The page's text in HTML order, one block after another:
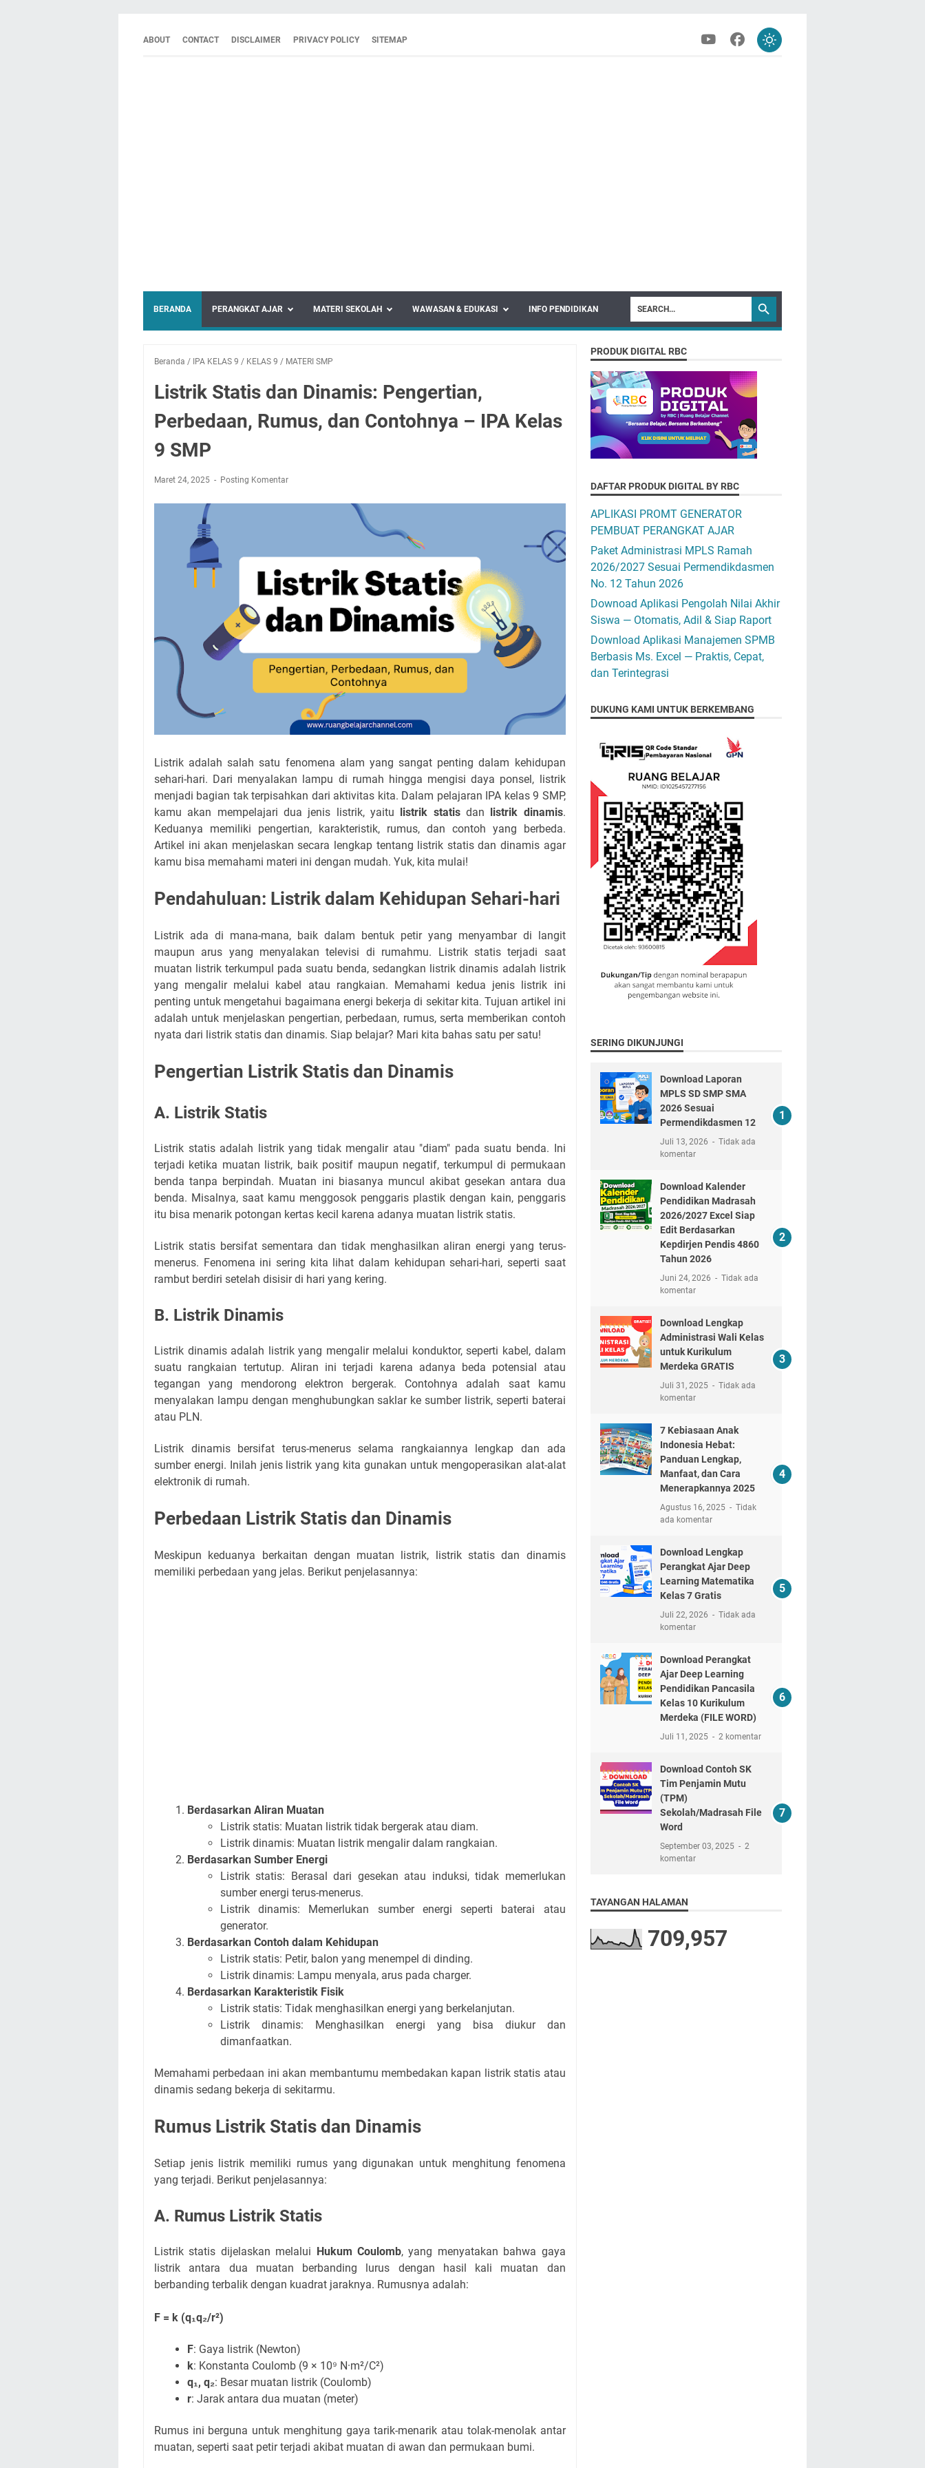
ABOUT CONTACT DISCLAIMER PRIVACY POLICY SITEMAP
BERANDA PERANGKAT AJAR MATERI SEKOLAH WAWASAN & EDUKASI INFO PENDIDIKAN
Beranda / IPA KELAS 9 / KELAS 9 / MATERI SMP
Listrik Statis dan Dinamis: Pengertian,
Perbedaan, Rumus, dan Contohnya – IPA Kelas
9 SMP
Maret 24, 2025 Posting Komentar
Listrik adalah salah satu fenomena alam yang sangat penting dalam kehidupan
sehari-hari. Dari menyalakan lampu di rumah hingga mengisi daya ponsel, listrik
menjadi bagian tak terpisahkan dari aktivitas kita. Dalam pelajaran IPA kelas 9 SMP,
kamu akan mempelajari dua jenis listrik, yaitu listrik statisdan listrik dinamis.
Keduanya memiliki pengertian, karakteristik, rumus, dan contoh yang berbeda.
Artikel ini akan menjelaskan secara lengkap tentang listrik statis dan dinamis agar
kamu bisa memahami materi ini dengan mudah. Yuk, kita mulai!
Pendahuluan: Listrik dalam Kehidupan Sehari-hari
Listrik ada di mana-mana, baik dalam bentuk petir yang menyambar di langit
maupun arus yang menyalakan televisi di rumahmu. Listrik statis terjadi saat
muatan listrik terkumpul pada suatu benda, sedangkan listrik dinamis adalah listrik
yang mengalir melalui kabel atau rangkaian. Memahami kedua jenis listrik ini
penting untuk mengetahui bagaimana energi bekerja di sekitar kita. Tujuan artikel ini
adalah untuk menjelaskan pengertian, perbedaan, rumus, serta memberikan contoh
nyata dari listrik statis dan dinamis. Siap belajar? Mari kita bahas satu per satu!
Pengertian Listrik Statis dan Dinamis
A. Listrik Statis
Listrik statis adalah listrik yang tidak mengalir atau "diam" pada suatu benda. Ini
terjadi ketika muatan listrik, baik positif maupun negatif, terkumpul di permukaan
benda tanpa berpindah. Muatan ini biasanya muncul akibat gesekan antara dua
benda. Misalnya, saat kamu menggosok penggaris plastik dengan kain, penggaris
itu bisa menarik potongan kertas kecil karena adanya muatan listrik statis.
Listrik statis bersifat sementara dan tidak menghasilkan aliran energi yang terus-
menerus. Fenomena ini sering kita lihat dalam kehidupan sehari-hari, seperti saat
rambut berdiri setelah disisir di hari yang kering.
B. Listrik Dinamis
Listrik dinamis adalah listrik yang mengalir melalui konduktor, seperti kabel, dalam
suatu rangkaian tertutup. Aliran ini terjadi karena adanya beda potensial atau
tegangan yang mendorong elektron bergerak. Contohnya adalah saat kamu
menyalakan lampu dengan menghubungkan saklar ke sumber listrik, seperti baterai
atau PLN.
Listrik dinamis bersifat terus-menerus selama rangkaiannya lengkap dan ada
sumber energi. Inilah jenis listrik yang kita gunakan untuk mengoperasikan alat-alat
elektronik di rumah.
Perbedaan Listrik Statis dan Dinamis
Meskipun keduanya berkaitan dengan muatan listrik, listrik statis dan dinamis
memiliki perbedaan yang jelas. Berikut penjelasannya:
Berdasarkan Aliran Muatan
Listrik statis: Muatan listrik tidak bergerak atau diam.
Listrik dinamis: Muatan listrik mengalir dalam rangkaian.
Berdasarkan Sumber Energi
Listrik statis: Berasal dari gesekan atau induksi, tidak memerlukan
sumber energi terus-menerus.
Listrik dinamis: Memerlukan sumber energi seperti baterai atau
generator.
Berdasarkan Contoh dalam Kehidupan
Listrik statis: Petir, balon yang menempel di dinding.
Listrik dinamis: Lampu menyala, arus pada charger.
Berdasarkan Karakteristik Fisik
Listrik statis: Tidak menghasilkan energi yang berkelanjutan.
Listrik dinamis: Menghasilkan energi yang bisa diukur dan
dimanfaatkan.
Memahami perbedaan ini akan membantumu membedakan kapan listrik statis atau
dinamis sedang bekerja di sekitarmu.
Rumus Listrik Statis dan Dinamis
Setiap jenis listrik memiliki rumus yang digunakan untuk menghitung fenomena
yang terjadi. Berikut penjelasannya:
A. Rumus Listrik Statis
Listrik statis dijelaskan melalui Hukum Coulomb, yang menyatakan bahwa gaya
listrik antara dua muatan berbanding lurus dengan hasil kali muatan dan
berbanding terbalik dengan kuadrat jaraknya. Rumusnya adalah:
F = k (q₁q₂/r²)
F: Gaya listrik (Newton)
k: Konstanta Coulomb (9 × 10⁹ N·m²/C²)
q₁, q₂: Besar muatan listrik (Coulomb)
r: Jarak antara dua muatan (meter)
Rumus ini berguna untuk menghitung gaya tarik-menarik atau tolak-menolak antar
muatan, seperti saat petir terjadi akibat muatan di awan dan permukaan bumi.
PRODUK DIGITAL RBC
DAFTAR PRODUK DIGITAL BY RBC
APLIKASI PROMT GENERATOR
PEMBUAT PERANGKAT AJAR
Paket Administrasi MPLS Ramah
2026/2027 Sesuai Permendikdasmen
No. 12 Tahun 2026
Downoad Aplikasi Pengolah Nilai Akhir
Siswa — Otomatis, Adil & Siap Raport
Download Aplikasi Manajemen SPMB
Berbasis Ms. Excel — Praktis, Cepat,
dan Terintegrasi
DUKUNG KAMI UNTUK BERKEMBANG
SERING DIKUNJUNGI
Download Laporan
MPLS SD SMP SMA
2026 Sesuai
Permendikdasmen 12
Juli 13, 2026
Tidak ada
komentar
Download Kalender
Pendidikan Madrasah
2026/2027 Excel Siap
Edit Berdasarkan
Kepdirjen Pendis 4860
Tahun 2026
Juni 24, 2026
Tidak ada
komentar
Download Lengkap
Administrasi Wali Kelas
untuk Kurikulum
Merdeka GRATIS
Juli 31, 2025
Tidak ada
komentar
7 Kebiasaan Anak
Indonesia Hebat:
Panduan Lengkap,
Manfaat, dan Cara
Menerapkannya 2025
Agustus 16, 2025
Tidak
ada komentar
Download Lengkap
Perangkat Ajar Deep
Learning Matematika
Kelas 7 Gratis
Juli 22, 2026
Tidak ada
komentar
Download Perangkat
Ajar Deep Learning
Pendidikan Pancasila
Kelas 10 Kurikulum
Merdeka (FILE WORD)
Juli 11, 2025 2 komentar
Download Contoh SK
Tim Penjamin Mutu
(TPM)
Sekolah/Madrasah File
Word
September 03, 2025
2
komentar
TAYANGAN HALAMAN
709,957